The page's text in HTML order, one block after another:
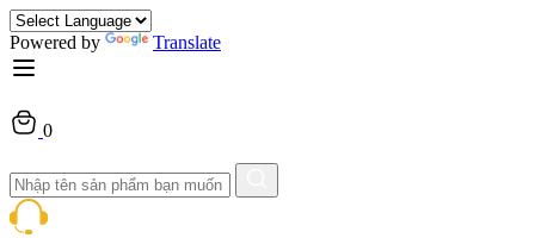
Powered by Translate
0